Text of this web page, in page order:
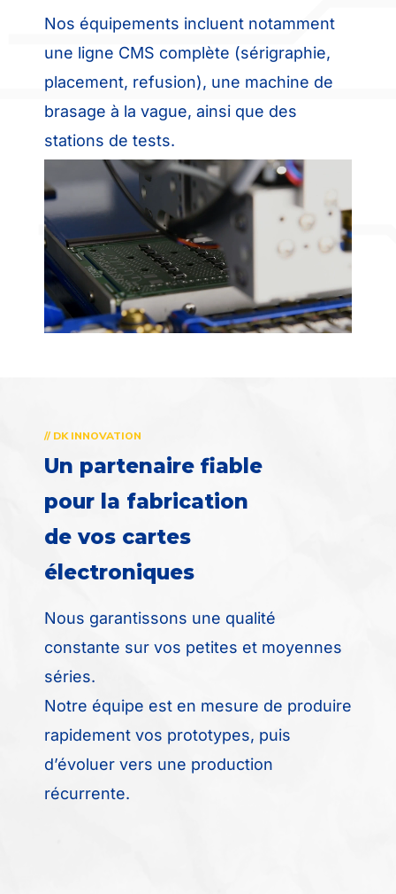
Nos équipements incluent notamment
une ligne CMS complète (sérigraphie,
placement, refusion), une machine de
brasage à la vague, ainsi que des
stations de tests.
// DK INNOVATION
Un partenaire fiable
pour la fabrication
de vos cartes
électroniques
Nous garantissons une qualité
constante sur vos petites et moyennes
séries.
Notre équipe est en mesure de produire
rapidement vos prototypes, puis
d’évoluer vers une production
récurrente.